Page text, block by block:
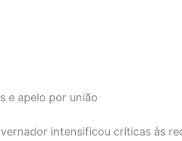
e apelo por união
intensificou críticas às